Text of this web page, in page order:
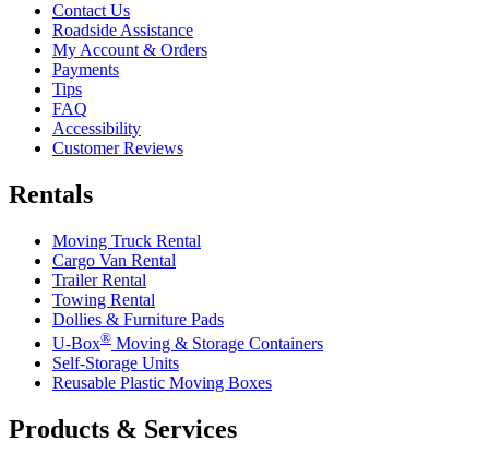
Contact Us
Roadside Assistance
My Account & Orders
Payments
Tips
FAQ
Accessibility
Customer Reviews
Rentals
Moving Truck Rental
Cargo Van Rental
Trailer Rental
Towing Rental
Dollies & Furniture Pads
U-Box® Moving & Storage Containers
Self-Storage Units
Reusable Plastic Moving Boxes
Products & Services